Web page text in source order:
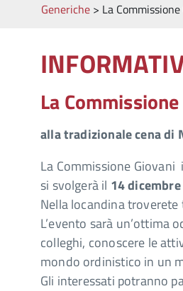
Generiche> La
La
alla tradizionale cena di
La Commissione Giovani
si svolgerà il 14 dicembre
Nella locandina
L’evento sarà un’ottima
colleghi, conoscere le
mondo ordinistico in un
Gli interessati potranno